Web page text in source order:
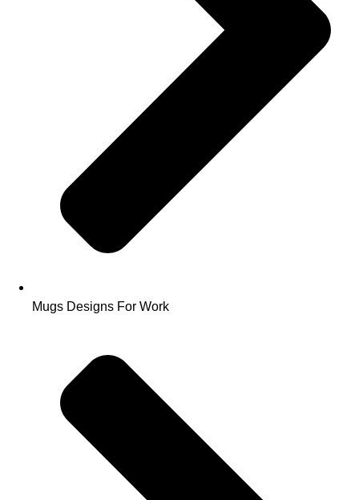
Mugs Designs For Work